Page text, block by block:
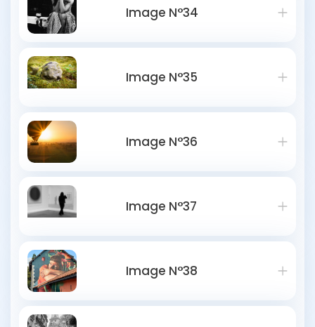
Image N°34
Image N°35
Image N°36
Image N°37
Image N°38